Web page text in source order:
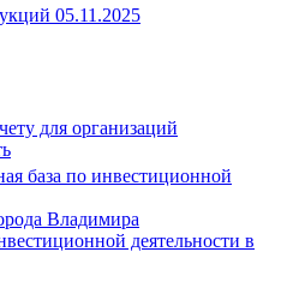
05.11.2025
для организаций
база по инвестиционной
Владимира
деятельности в